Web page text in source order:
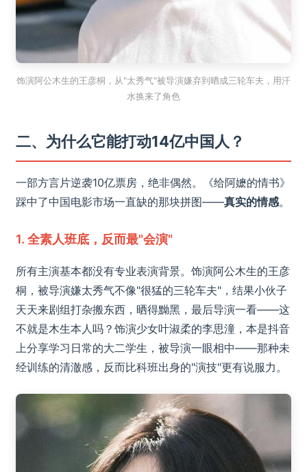
饰演阿公木生的王彦桐，从"太秀气"被导演嫌弃到晒成三轮车夫，用汗
水换来了角色
二、为什么它能打动14亿中国人？
一部方言片逆袭10亿票房，绝非偶然。《给阿嬷的情书》
踩中了中国电影市场一直缺的那块拼图——真实的情感。
1. 全素人班底，反而最"会演"
所有主演基本都没有专业表演背景。饰演阿公木生的王彦
桐，被导演嫌太秀气不像"很猛的三轮车夫"，结果小伙子
天天来剧组打杂搬东西，晒得黝黑，最后导演一看——这
不就是木生本人吗？饰演少女叶淑柔的李思潼，本是抖音
上分享学习日常的大二学生，被导演一眼相中——那种未
经训练的清澈感，反而比科班出身的"演技"更有说服力。